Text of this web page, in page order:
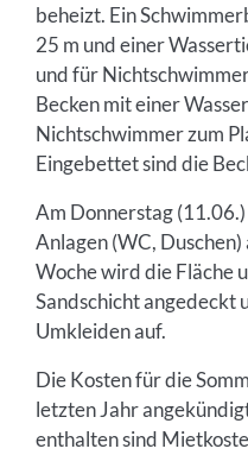
beheizt. Ein
25 m und einer
und für
Becken mit einer
Nichtschwimmer zum
Eingebettet sind die
Am Donnerstag
Anlagen (WC,
Woche wird die Fläche
Sandschicht angedeckt
Umkleiden auf.
Die Kosten für die
letzten Jahr
enthalten sind